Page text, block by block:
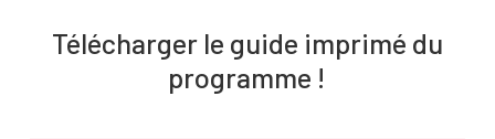
Télécharger le guide imprimé du
programme !